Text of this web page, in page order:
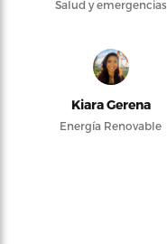
Salud y emergencias
Kiara Gerena
Energía Renovable